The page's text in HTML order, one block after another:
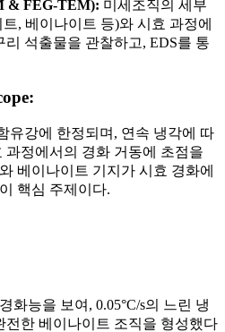
& FEG-TEM): 미세조직의 세부
, 베이나이트 등)와 시효 과정에
석출물을 관찰하고, EDS를 통
유강에 한정되며, 연속 냉각에 따
과정에서의 경화 거동에 초점을
베이나이트 기지가 시효 경화에
핵심 주제이다.
화능을 보여, 0.05°C/s의 느린 냉
전한 베이나이트 조직을 형성했다